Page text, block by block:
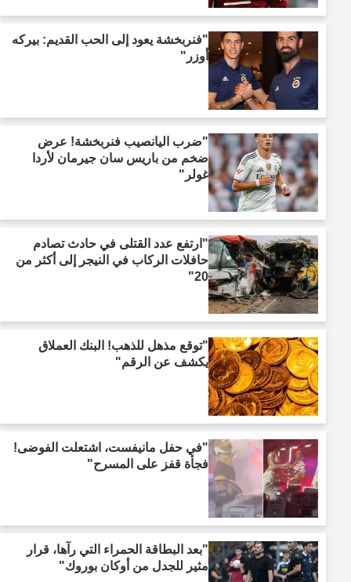
"فنربخشة يعود إلى الحب القديم: بيركه
أوزر"
"ضرب اليانصيب فنربخشة! عرض
ضخم من باريس سان جيرمان لأردا
غولر"
"ارتفع عدد القتلى في حادث تصادم
حافلات الركاب في النيجر إلى أكثر من
20"
"توقع مذهل للذهب! البنك العملاق
يكشف عن الرقم"
"في حفل مانيفست، اشتعلت الفوضى!
فجأة قفز على المسرح"
"بعد البطاقة الحمراء التي رآها، قرار
مثير للجدل من أوكان بوروك"